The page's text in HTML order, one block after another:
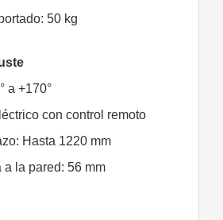
50 kg
a +170°
con control remoto
Hasta 1220 mm
a la pared: 56 mm